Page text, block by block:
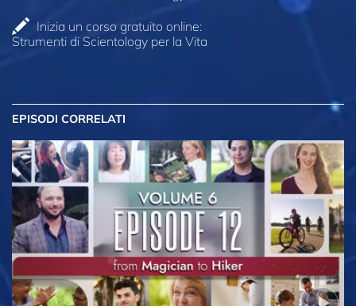
Inizia un corso gratuito online:
Strumenti di Scientology per la Vita
EPISODI CORRELATI